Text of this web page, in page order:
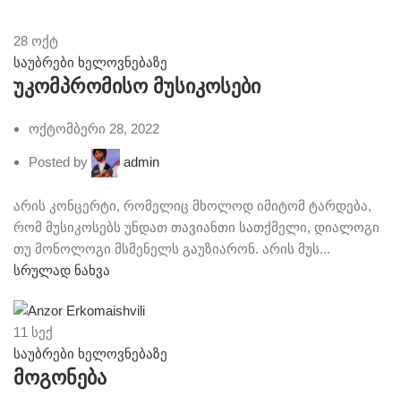
28 ოქტ
საუბრები ხელოვნებაზე
უკომპრომისო მუსიკოსები
ოქტომბერი 28, 2022
Posted by admin
არის კონცერტი, რომელიც მხოლოდ იმიტომ ტარდება,
რომ მუსიკოსებს უნდათ თავიანთი სათქმელი, დიალოგი
თუ მონოლოგი მსმენელს გაუზიარონ. არის მუს...
სრულად ნახვა
11 სექ
საუბრები ხელოვნებაზე
მოგონება